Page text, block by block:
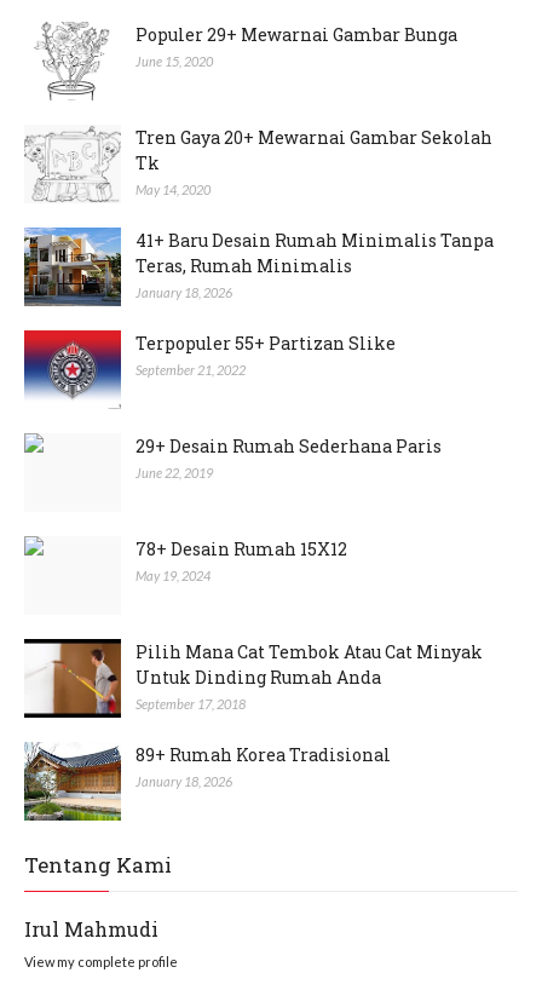
Populer 29+ Mewarnai Gambar Bunga
June 15, 2020
Tren Gaya 20+ Mewarnai Gambar Sekolah
Tk
May 14, 2020
41+ Baru Desain Rumah Minimalis Tanpa
Teras, Rumah Minimalis
January 18, 2026
Terpopuler 55+ Partizan Slike
September 21, 2022
29+ Desain Rumah Sederhana Paris
June 22, 2019
78+ Desain Rumah 15X12
May 19, 2024
Pilih Mana Cat Tembok Atau Cat Minyak
Untuk Dinding Rumah Anda
September 17, 2018
89+ Rumah Korea Tradisional
January 18, 2026
Tentang Kami
Irul Mahmudi
View my complete profile